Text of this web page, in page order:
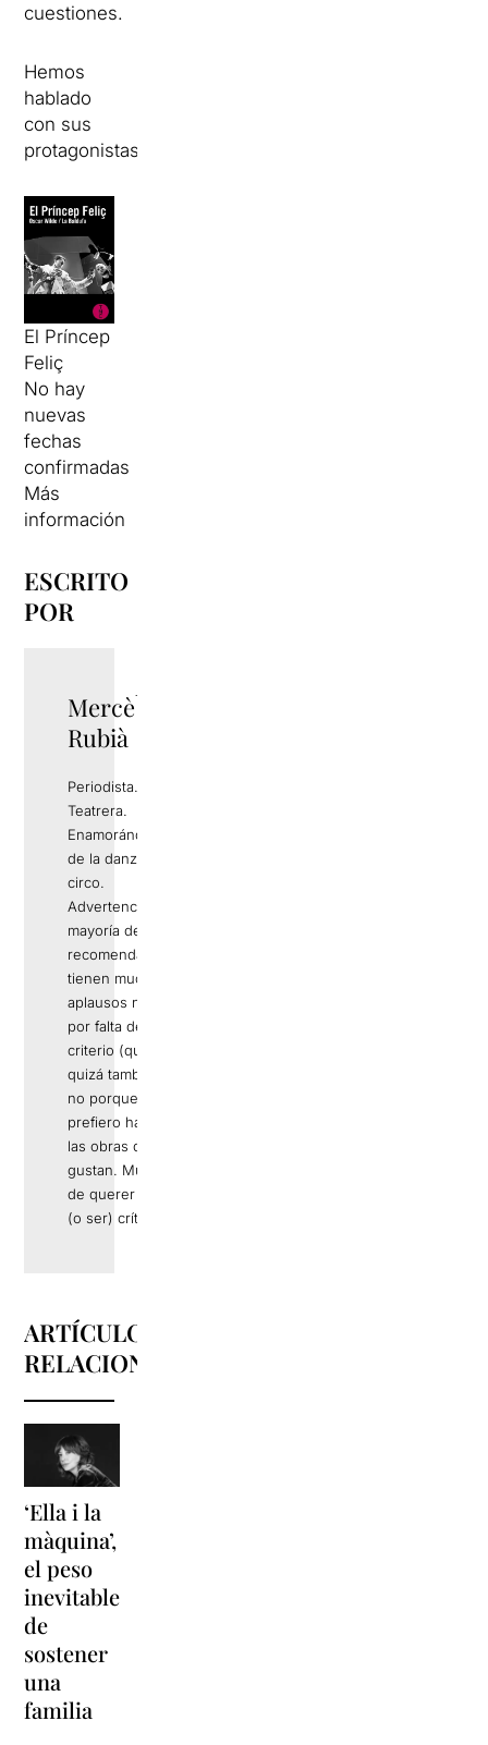
cuestiones.
Hemos
hablado
con sus
protagonistas
El Príncep
Feliç
No hay
nuevas
fechas
confirmadas
Más
información
ESCRITO
POR
Mercè
Rubià
TWITTER
Periodista.
Teatrera.
Enamorándome
de la danza y del
circo.
Advertencia: Si la
mayoría de mis
recomendaciones
tienen muchos
aplausos no es
por falta de
criterio (que
quizá también), si
no porque
prefiero hablar de
las obras que me
gustan. Muy lejos
de querer hacer
(o ser) crítica.
ARTÍCULOS
RELACIONADOS
‘Ella i la
màquina’,
el peso
inevitable
de
sostener
una
familia